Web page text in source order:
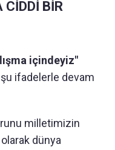
CİDDİ BİR
içindeyiz"
şu ifadelerle devam
milletimizin
dünya